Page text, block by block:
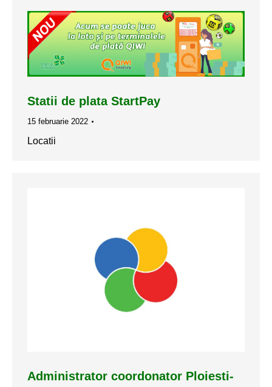
Statii de plata StartPay
15 februarie 2022
Locatii
Administrator coordonator Ploiesti-